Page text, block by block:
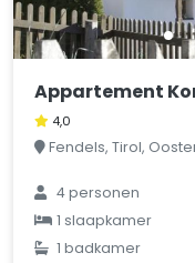
Appartement
4,0
Fendels, Tirol,
4 personen
1 slaapkamer
1 badkamer